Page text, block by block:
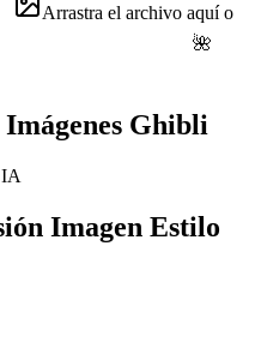
🌺
Arrastra el archivo aquí o
Ghibli
Imagen Estilo